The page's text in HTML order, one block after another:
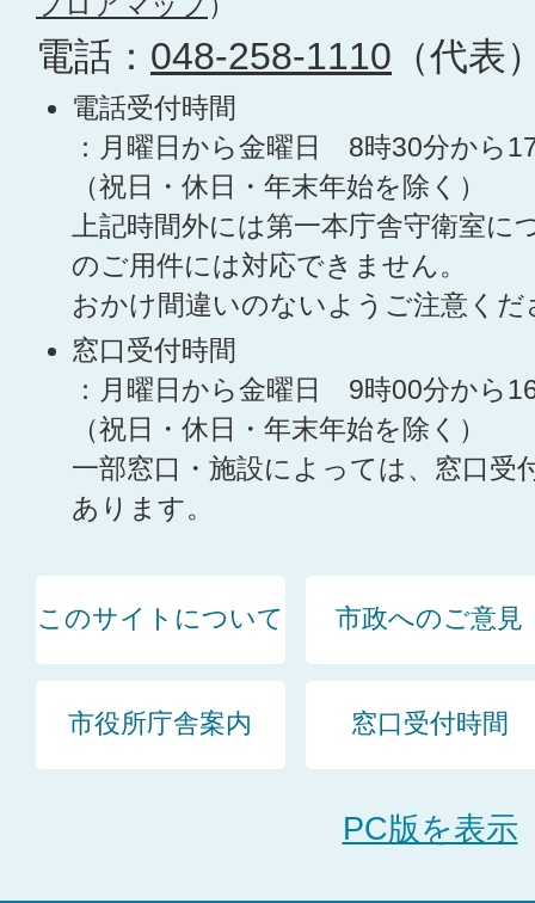
電話： 048-258-1110 （代表
電話受付時間
：月曜日から金曜日 8時30分から
（祝日・休日・年末年始を除く）
上記時間外には第一本庁舎守衛室に
のご用件には対応できません。
おかけ間違いのないようご注意くだ
窓口受付時間
：月曜日から金曜日 9時00分から
（祝日・休日・年末年始を除く）
一部窓口・施設によっては、窓口受
あります。
このサイトについて 市政へのご意見
市役所庁舎案内 窓口受付時間
PC版を表示